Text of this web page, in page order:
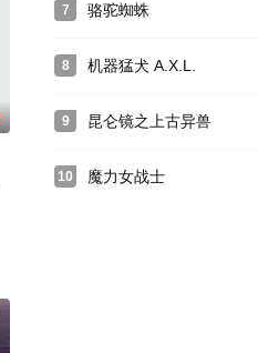
一场奇异事件，醒来后的他发现
makes it illegal to have
地震毁灭了美国西海岸，地震学家
7 骆驼蜘蛛
8 机器猛犬 A.X.L.
9 昆仑镜之上古异兽
10 魔力女战士